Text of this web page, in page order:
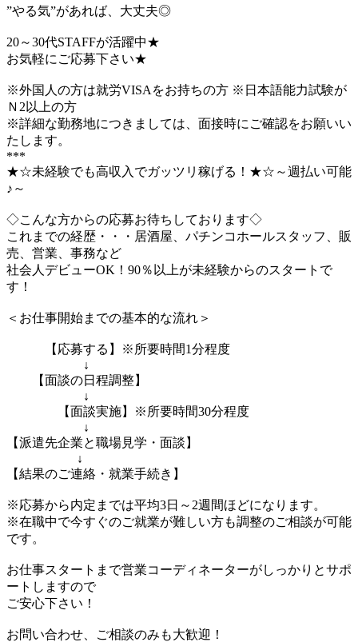
”やる気”があれば、大丈夫◎
20～30代STAFFが活躍中★
お気軽にご応募下さい★
※外国人の方は就労VISAをお持ちの方 ※日本語能力試験が
Ｎ2以上の方
※詳細な勤務地につきましては、面接時にご確認をお願いい
たします。
***
★☆未経験でも高収入でガッツリ稼げる！★☆～週払い可能
♪～
◇こんな方からの応募お待ちしております◇
これまでの経歴・・・居酒屋、パチンコホールスタッフ、販
売、営業、事務など
社会人デビューOK！90％以上が未経験からのスタートで
す！
＜お仕事開始までの基本的な流れ＞
【応募する】※所要時間1分程度
↓
【面談の日程調整】
↓
【面談実施】※所要時間30分程度
↓
【派遣先企業と職場見学・面談】
↓
【結果のご連絡・就業手続き】
※応募から内定までは平均3日～2週間ほどになります。
※在職中で今すぐのご就業が難しい方も調整のご相談が可能
です。
お仕事スタートまで営業コーディネーターがしっかりとサポ
ートしますので
ご安心下さい！
お問い合わせ、ご相談のみも大歓迎！